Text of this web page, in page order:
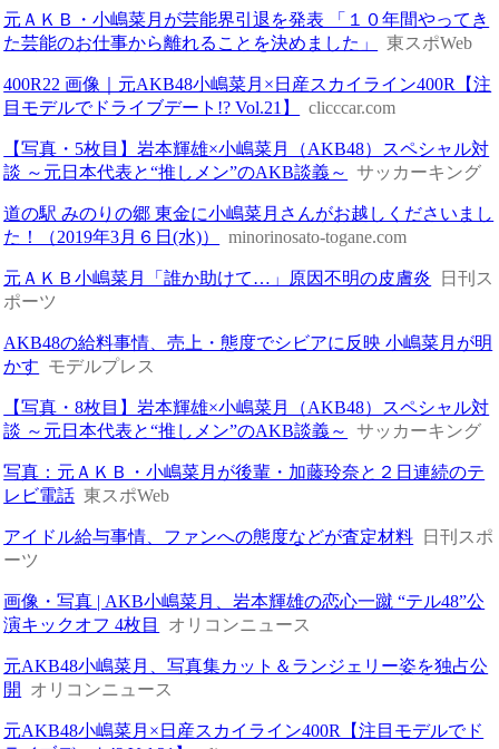
元ＡＫＢ・小嶋菜月が芸能界引退を発表 「１０年間やってき
た芸能のお仕事から離れることを決めました」
東スポWeb
400R22 画像｜元AKB48小嶋菜月×日産スカイライン400R【注
目モデルでドライブデート!? Vol.21】
clicccar.com
【写真・5枚目】岩本輝雄×小嶋菜月（AKB48）スペシャル対
談 ～元日本代表と“推しメン”のAKB談義～
サッカーキング
道の駅 みのりの郷 東金に小嶋菜月さんがお越しくださいまし
た！（2019年3月６日(水)）
minorinosato-togane.com
元ＡＫＢ小嶋菜月「誰か助けて…」原因不明の皮膚炎
日刊ス
ポーツ
AKB48の給料事情、売上・態度でシビアに反映 小嶋菜月が明
かす モデルプレス
【写真・8枚目】岩本輝雄×小嶋菜月（AKB48）スペシャル対
談 ～元日本代表と“推しメン”のAKB談義～
サッカーキング
写真：元ＡＫＢ・小嶋菜月が後輩・加藤玲奈と２日連続のテ
レビ電話 東スポWeb
アイドル給与事情、ファンへの態度などが査定材料
日刊スポ
ーツ
画像・写真 | AKB小嶋菜月、岩本輝雄の恋心一蹴 “テル48”公
演キックオフ 4枚目
オリコンニュース
元AKB48小嶋菜月、写真集カット＆ランジェリー姿を独占公
開
オリコンニュース
元AKB48小嶋菜月×日産スカイライン400R【注目モデルでド